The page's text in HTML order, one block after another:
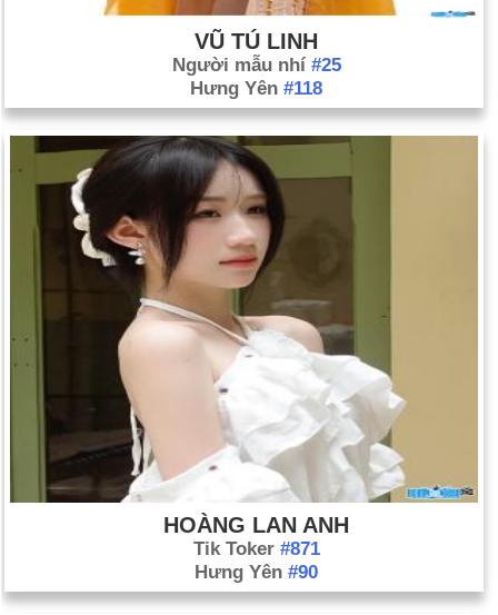
VŨ TÚ LINH
Người mẫu nhí #25
Hưng Yên #118
HOÀNG LAN ANH
Tik Toker #871
Hưng Yên #90